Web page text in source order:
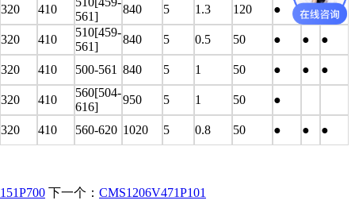
320 410
561]
840 5 1.3 120 ● ● ●
320 410
510[459-
561]
840 5 0.5 50 ● ● ●
320 410 500-561 840 5 1 50 ● ● ●
320 410
560[504-
616]
950 5 1 50 ●
320 410 560-620 1020 5 0.8 50 ● ● ●
下一个： CMS1206V471P101